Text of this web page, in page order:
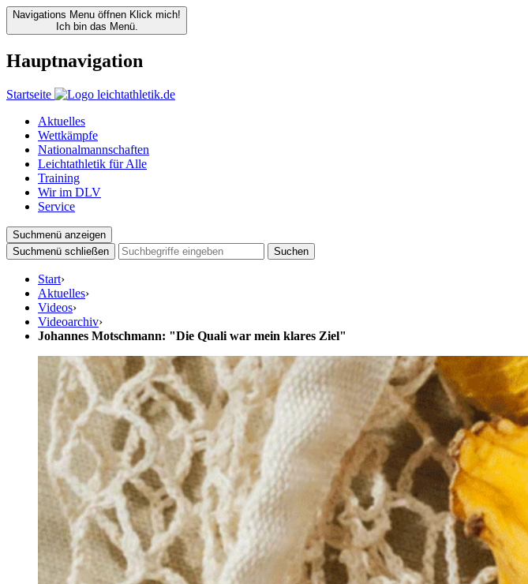
Navigations Menu öffnen Klick mich!
Ich bin das Menü.
Hauptnavigation
Startseite
Aktuelles
Wettkämpfe
Nationalmannschaften
Leichtathletik für Alle
Training
Wir im DLV
Service
Suchmenü anzeigen
Suchmenü schließen
Suchen
Start›
Aktuelles›
Videos›
Videoarchiv›
Johannes Motschmann: "Die Quali war mein klares Ziel"